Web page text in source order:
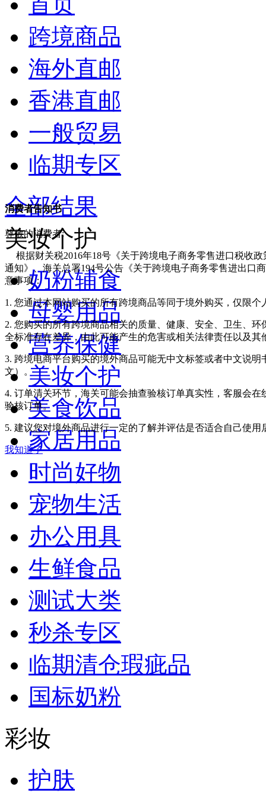
跨境商品
海外直邮
香港直邮
一般贸易
临期专区
消费者告知书
尊敬的消费者:
根据财关税2016年18号《关于跨境电子商务零售进口税收
通知》、海关总署194号公告《关于跨境电子商务零售进出口
意事项：
1. 您通过本网站购买的所有跨境商品等同于境外购买，仅限
2. 您购买的所有跨境商品相关的质量、健康、安全、卫生、
全标准存在差异，由此可能产生的危害或相关法律责任以及
3. 跨境电商平台购买的境外商品可能无中文标签或者中文说
文）。
4. 订单清关环节，海关可能会抽查验核订单真实性，客服会
验核订单。
5. 建议您对境外商品进行一定的了解并评估是否适合自己使用
我知道了
全部结果
美妆个护
奶粉辅食
母婴用品
营养保健
美妆个护
美食饮品
家居用品
时尚好物
宠物生活
办公用具
生鲜食品
测试大类
秒杀专区
临期清仓瑕疵品
国标奶粉
彩妆
护肤